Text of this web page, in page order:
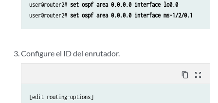
user@router2# set ospf area 0.0.0.0 interface lo0.0
user@router2# set ospf area 0.0.0.0 interface ms-1/2/0.1
Configure el ID del enrutador.
content_copy zoom_out_map
[edit routing-options]